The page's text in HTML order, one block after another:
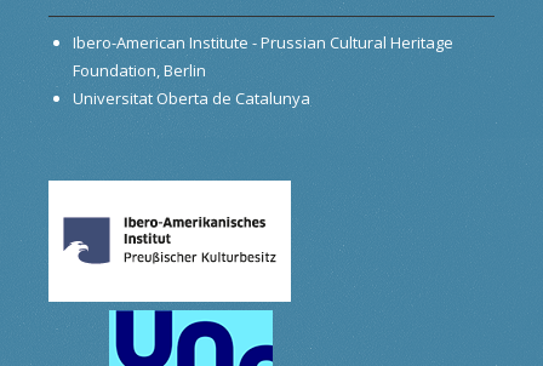
Ibero-American Institute - Prussian Cultural Heritage
Foundation, Berlin
Universitat Oberta de Catalunya